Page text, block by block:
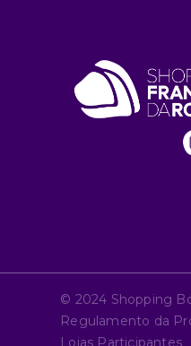
© 2024 Shopping
Regulamento da
Lojas Participantes